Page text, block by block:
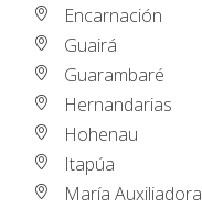
Encarnación
Guairá
Guarambaré
Hernandarias
Hohenau
Itapúa
María Auxiliadora